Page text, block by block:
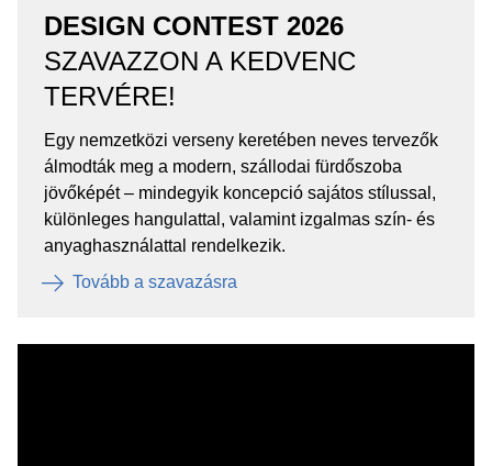
DESIGN CONTEST 2026
SZAVAZZON A KEDVENC
TERVÉRE!
Egy nemzetközi verseny keretében neves tervezők
álmodták meg a modern, szállodai fürdőszoba
jövőképét – mindegyik koncepció sajátos stílussal,
különleges hangulattal, valamint izgalmas szín- és
anyaghasználattal rendelkezik.
Tovább a szavazásra